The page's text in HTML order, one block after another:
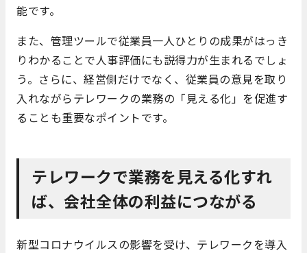
能です。
また、管理ツールで従業員一人ひとりの成果がはっき
りわかることで人事評価にも説得力が生まれるでしょ
う。さらに、経営側だけでなく、従業員の意見を取り
入れながらテレワークの業務の「見える化」を促進す
ることも重要なポイントです。
テレワークで業務を見える化すれ
ば、会社全体の利益につながる
新型コロナウイルスの影響を受け、テレワークを導入